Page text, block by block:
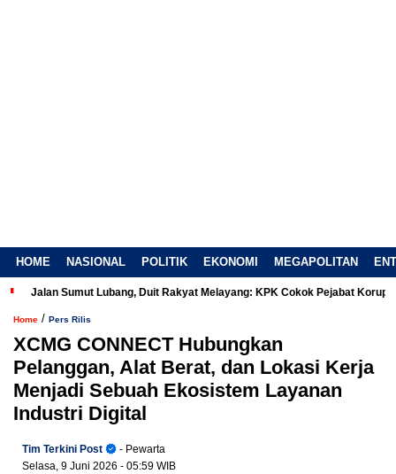
HOME NASIONAL POLITIK EKONOMI MEGAPOLITAN
Jalan Sumut Lubang, Duit Rakyat Melayang: KPK Cokok Pejabat Korup
Home / Pers Rilis
XCMG CONNECT Hubungkan
Pelanggan, Alat Berat, dan Lokasi Kerja
Menjadi Sebuah Ekosistem Layanan
Industri Digital
Tim Terkini Post
- Pewarta
Selasa, 9 Juni 2026 - 05:59 WIB